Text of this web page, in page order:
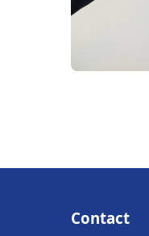
Contact